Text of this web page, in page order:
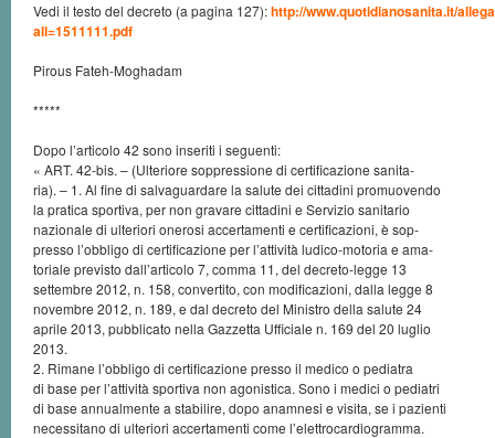
Vedi il testo del decreto (a pagina 127):http://www.quotidianosanita.it/
all=1511111.pdf
Pirous Fateh-Moghadam
*****
Dopo l’articolo 42 sono inseriti i seguenti:
« ART. 42-bis. – (Ulteriore soppressione di certificazione sanita-
ria). – 1. Al fine di salvaguardare la salute dei cittadini promuovendo
la pratica sportiva, per non gravare cittadini e Servizio sanitario
nazionale di ulteriori onerosi accertamenti e certificazioni, è sop-
presso l’obbligo di certificazione per l’attività ludico-motoria e ama-
toriale previsto dall’articolo 7, comma 11, del decreto-legge 13
settembre 2012, n. 158, convertito, con modificazioni, dalla legge 8
novembre 2012, n. 189, e dal decreto del Ministro della salute 24
aprile 2013, pubblicato nella Gazzetta Ufficiale n. 169 del 20 luglio
2013.
2. Rimane l’obbligo di certificazione presso il medico o pediatra
di base per l’attività sportiva non agonistica. Sono i medici o pediatri
di base annualmente a stabilire, dopo anamnesi e visita, se i pazienti
necessitano di ulteriori accertamenti come l’elettrocardiogramma.